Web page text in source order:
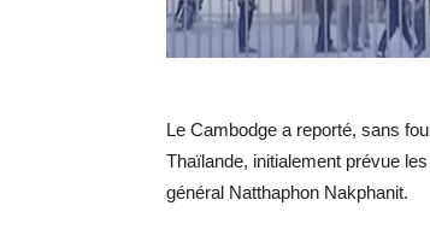
Le Cambodge a reporté, sans
Thaïlande, initialement prévue
général Natthaphon Nakphanit.